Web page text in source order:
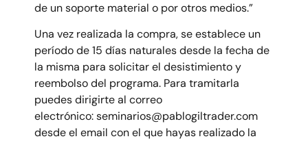
de un soporte material o por otros medios.”
Una vez realizada la compra, se establece un
período de 15 días naturales desde la fecha de
la misma para solicitar el desistimiento y
reembolso del programa. Para tramitarla
puedes dirigirte al correo
electrónico: seminarios@pablogiltrader.com
desde el email con el que hayas realizado la